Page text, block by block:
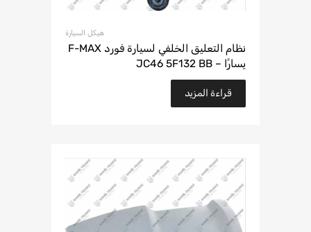
هيكل السيارة
نظام التعليق الخلفي لسيارة فورد F-MAX
يسارًا – JC46 5F132 BB
قراءة المزيد